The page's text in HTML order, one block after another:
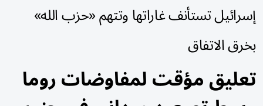
إسرائيل تستأنف غاراتها وتتهم «حزب الله»
بخرق الاتفاق
تعليق مؤقت لمفاوضات روما